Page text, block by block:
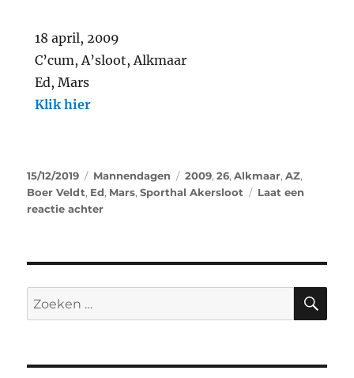
18 april, 2009
C’cum, A’sloot, Alkmaar
Ed, Mars
Klik hier
15/12/2019 Mannendagen 2009,26,Alkmaar,AZ,
Boer Veldt, Ed, Mars,Sporthal Akersloot
Laat een
reactie achter